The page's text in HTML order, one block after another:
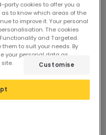
Zestaw 50 Sztuk Złączek
Termokurczliwych BHT 2
party cookies to offer you a
as to know which areas of the
to improve it. Your personal
The cookies
and Targeted.
to suit your needs. By
your personal data as
site. Customise